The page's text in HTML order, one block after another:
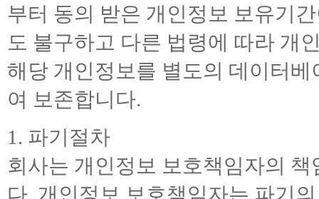
부터 동의 받은 개인정보 보유기
도 불구하고 다른 법령에 따라 개
해당 개인정보를 별도의 데이터
여 보존합니다.
1. 파기절차
회사는 개인정보 보호책임자의
다. 개인정보 보호책임자는 파기